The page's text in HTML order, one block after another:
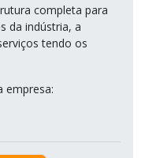
completa para
da indústria, a
tendo os
empresa: